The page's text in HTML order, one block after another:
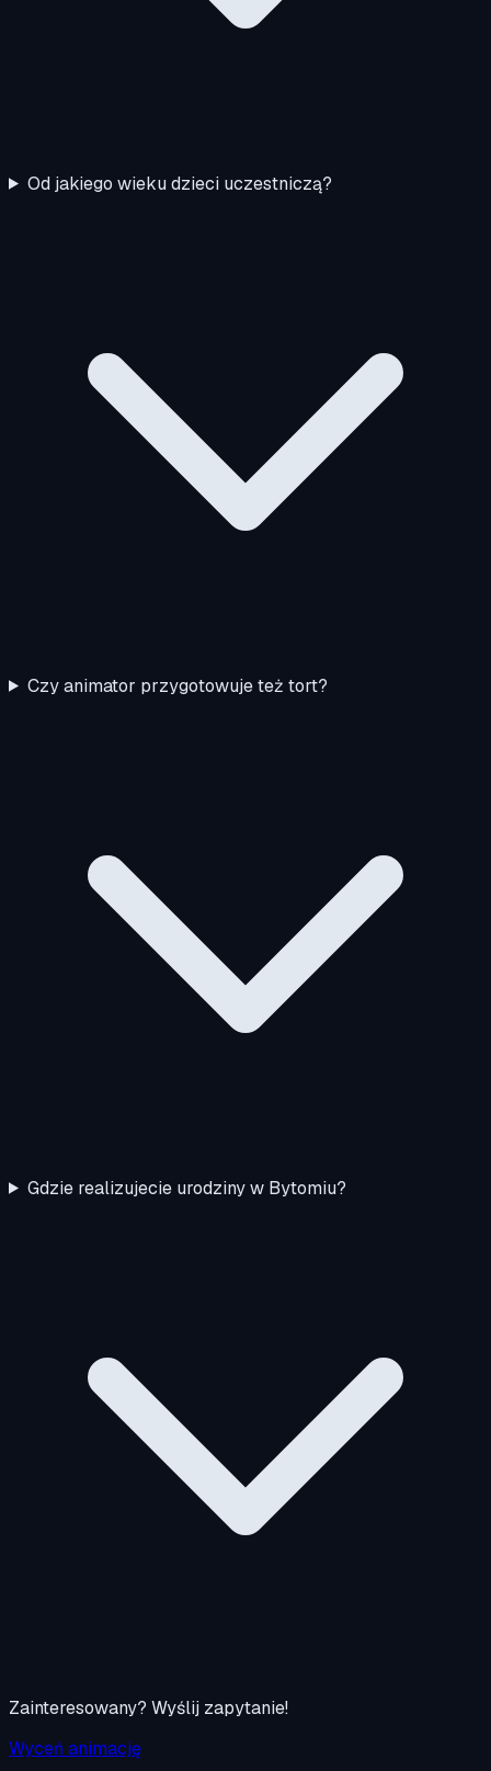
Od jakiego wieku dzieci uczestniczą?
Czy animator przygotowuje też tort?
Gdzie realizujecie urodziny w Bytomiu?
Zainteresowany? Wyślij zapytanie!
Wyceń animację